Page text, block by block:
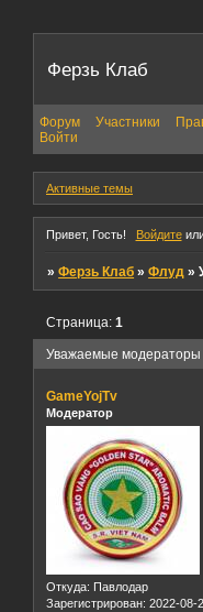
Ферзь Клаб
Форум Участники
Войти
Активные темы
Привет, Гость! Войдите
»Ферзь Клаб »Флуд »
Уважаемые модераторы
Страница:1
GameYojTv
Модератор
Откуда: Павлодар
Зарегистрирован: 2022-08-